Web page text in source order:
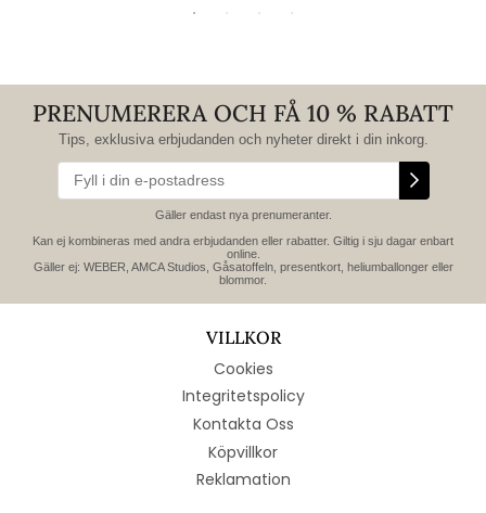
PRENUMERERA OCH FÅ 10 % RABATT
Tips, exklusiva erbjudanden och nyheter direkt i din inkorg.
Gäller endast nya prenumeranter.
Kan ej kombineras med andra erbjudanden eller rabatter. Giltig i sju dagar enbart
online.
Gäller ej: WEBER, AMCA Studios, Gåsatoffeln, presentkort, heliumballonger eller
blommor.
VILLKOR
Cookies
Integritetspolicy
Kontakta Oss
Köpvillkor
Reklamation